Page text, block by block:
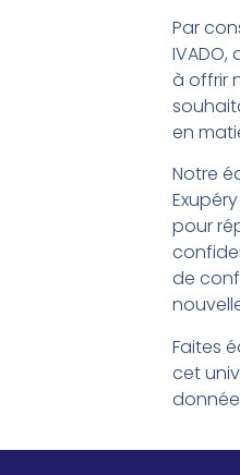
Par
IVADO,
à offrir
en
Notre
pour
de
Faites
cet